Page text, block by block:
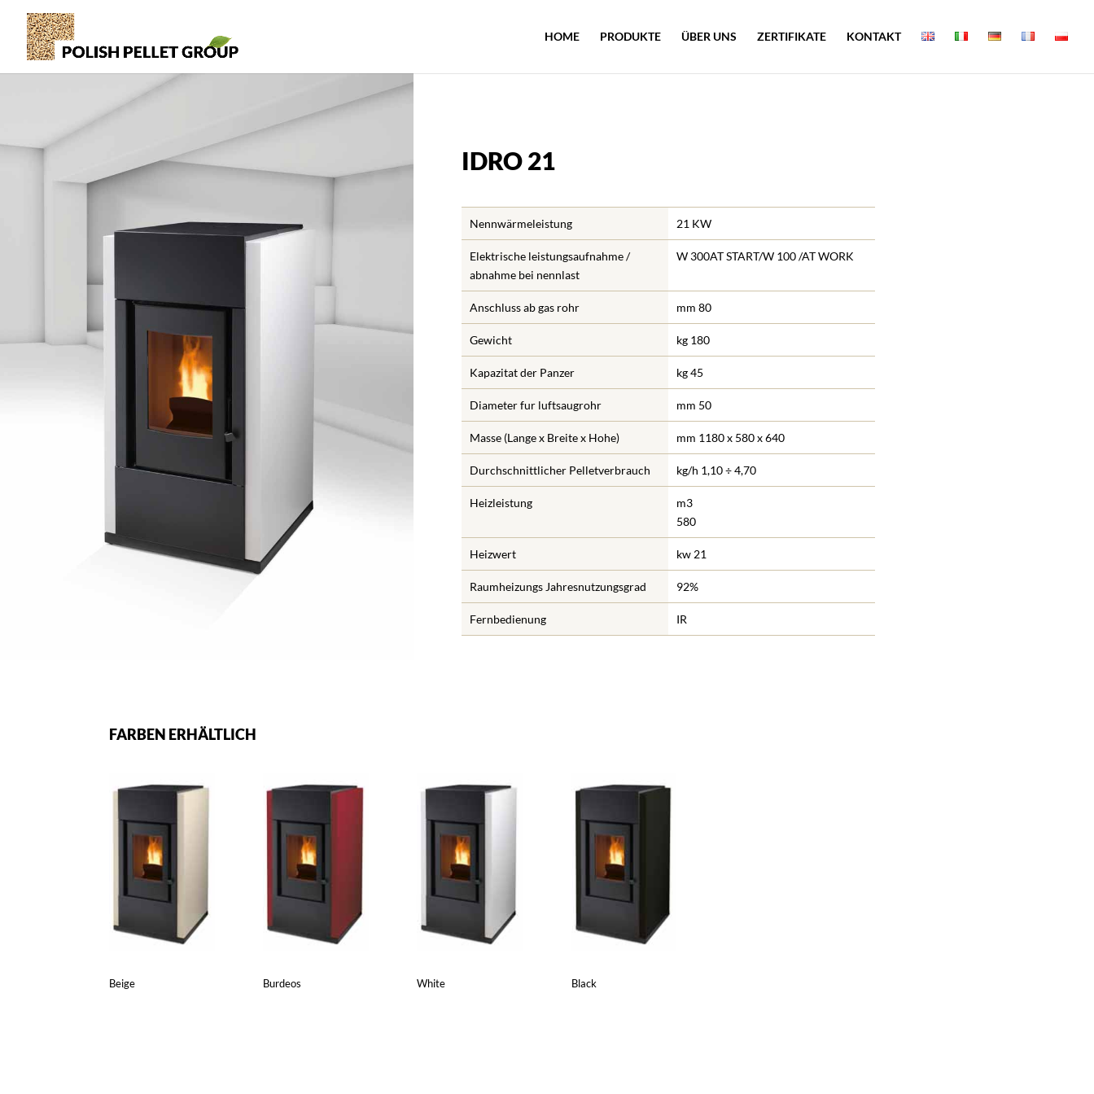
HOME PRODUKTE ÜBER UNS ZERTIFIKATE KONTAKT
IDRO 21
Nennwärmeleistung 21 KW
Elektrische leistungsaufnahme /
abnahme bei nennlast
W 300AT START/W 100 /AT WORK
Anschluss ab gas rohr mm 80
Gewicht kg 180
Kapazitat der Panzer kg 45
Diameter fur luftsaugrohr mm 50
Masse (Lange x Breite x Hohe) mm 1180 x 580 x 640
Durchschnittlicher Pelletverbrauch kg/h 1,10 ÷ 4,70
Heizleistung
m3
580
Heizwert kw 21
Raumheizungs Jahresnutzungsgrad 92%
Fernbedienung IR
FARBEN ERHÄLTLICH
Beige Burdeos White Black